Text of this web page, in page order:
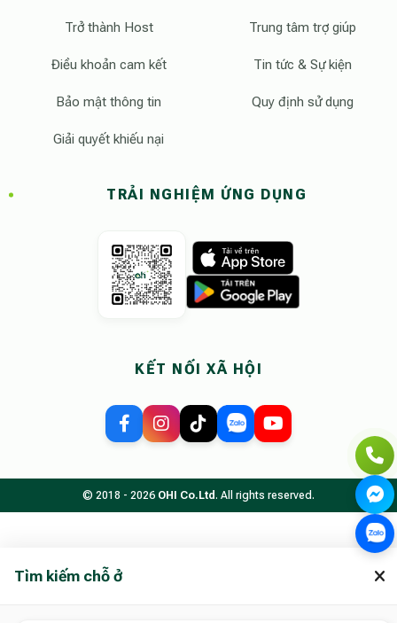
Tìm kiếm chỗ ở
Trở thành Host
Điều khoản cam kết
Bảo mật thông tin
Giải quyết khiếu nại
Trung tâm trợ giúp
Tin tức & Sự kiện
Quy định sử dụng
TRẢI NGHIỆM ỨNG DỤNG
KẾT NỐI XÃ HỘI
© 2018 - 2026 OHI Co.Ltd. All rights reserved.